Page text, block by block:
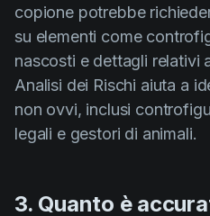
copione potrebbe
su elementi come
nascosti e dettagli relativi
Analisi dei Rischi aiuta a
non ovvi, inclusi
legali e gestori di animali.
3. Quanto è